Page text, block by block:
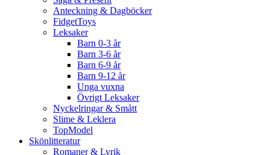
Anteckning & Dagböcker
FidgetToys
Leksaker
Barn 0-3 år
Barn 3-6 år
Barn 6-9 år
Barn 9-12 år
Unga vuxna
Övrigt Leksaker
Nyckelringar & Smått
Slime & Leklera
TopModel
Skönlitteratur
Romaner & Lyrik